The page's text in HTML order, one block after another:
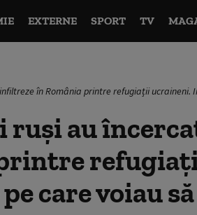
EXTERNE SPORT TV
infiltreze în România printre refugiații
ruși au
care voiau